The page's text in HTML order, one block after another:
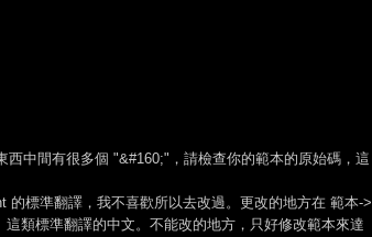
中間有很多個 "&#160;"，請檢查你的範本的原始碼，這
標準翻譯，我不喜歡所以去改過。更改的地方在 範本->
類標準翻譯的中文。不能改的地方，只好修改範本來達